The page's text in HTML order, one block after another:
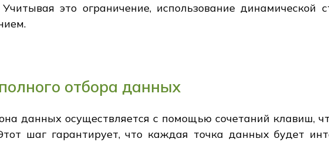
это ограничение, использование динамической
отбора данных
данных осуществляется с помощью сочетаний клавиш,
шаг гарантирует, что каждая точка данных будет